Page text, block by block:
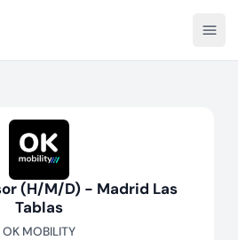
(H/M/D) - Madrid Las
Tablas
OK MOBILITY